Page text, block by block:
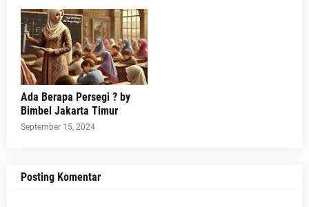
Ada Berapa Persegi ? by
Bimbel Jakarta Timur
September 15, 2024
Posting Komentar